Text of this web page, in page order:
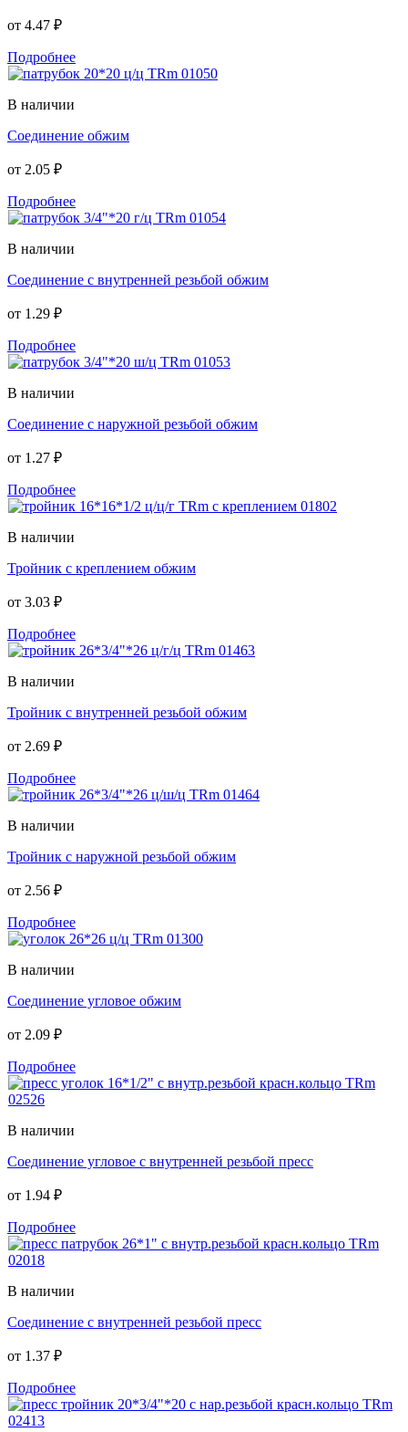
от 4.47 ₽
Подробнее
В наличии
Соединение обжим
от 2.05 ₽
Подробнее
В наличии
Соединение с внутренней резьбой обжим
от 1.29 ₽
Подробнее
В наличии
Соединение с наружной резьбой обжим
от 1.27 ₽
Подробнее
В наличии
Тройник с креплением обжим
от 3.03 ₽
Подробнее
В наличии
Тройник с внутренней резьбой обжим
от 2.69 ₽
Подробнее
В наличии
Тройник с наружной резьбой обжим
от 2.56 ₽
Подробнее
В наличии
Соединение угловое обжим
от 2.09 ₽
Подробнее
В наличии
Соединение угловое с внутренней резьбой пресс
от 1.94 ₽
Подробнее
В наличии
Соединение с внутренней резьбой пресс
от 1.37 ₽
Подробнее